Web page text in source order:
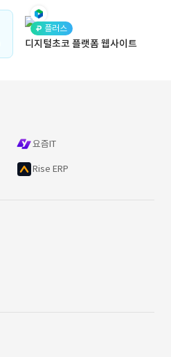
플러스
디지털초코 플랫폼 웹사이트
요즘IT
Rise ERP